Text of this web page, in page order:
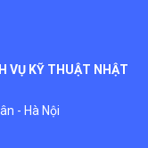
VỤ KỸ THUẬT NHẬT
- Hà Nội